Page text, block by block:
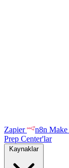
Zapier n8n Make
Prep Center'lar
Kaynaklar